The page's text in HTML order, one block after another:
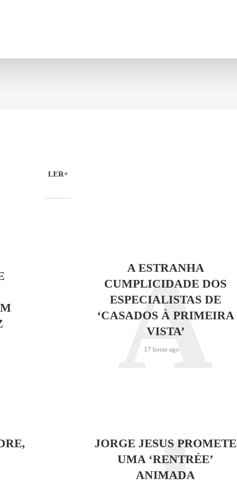
LER+
A ESTRANHA
CUMPLICIDADE DOS
ESPECIALISTAS DE
‘CASADOS À PRIMEIRA
VISTA’
17 horas ago
A
JORGE JESUS PROMETE
UMA ‘RENTRÉE’
ANIMADA